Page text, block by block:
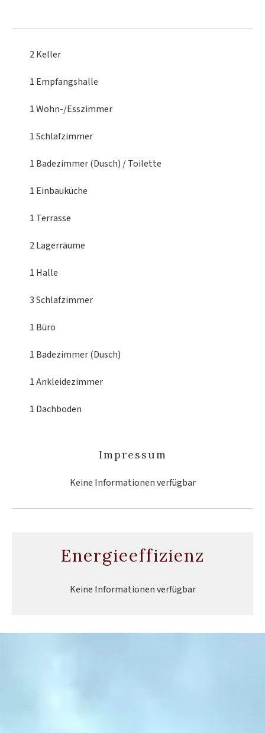
2 Keller
1 Empfangshalle
1 Wohn-/Esszimmer
1 Schlafzimmer
1 Badezimmer (Dusch) / Toilette
1 Einbauküche
1 Terrasse
2 Lagerräume
1 Halle
3 Schlafzimmer
1 Büro
1 Badezimmer (Dusch)
1 Ankleidezimmer
1 Dachboden
Impressum
Keine Informationen verfügbar
Energieeffizienz
Keine Informationen verfügbar